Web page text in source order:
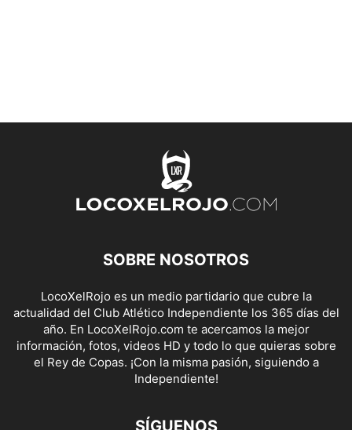
SOBRE NOSOTROS
LocoXelRojo es un medio partidario que cubre la
actualidad del Club Atlético Independiente los 365 días del
año. En LocoXelRojo.com te acercamos la mejor
información, fotos, videos HD y todo lo que quieras sobre
el Rey de Copas. ¡Con la misma pasión, siguiendo a
Independiente!